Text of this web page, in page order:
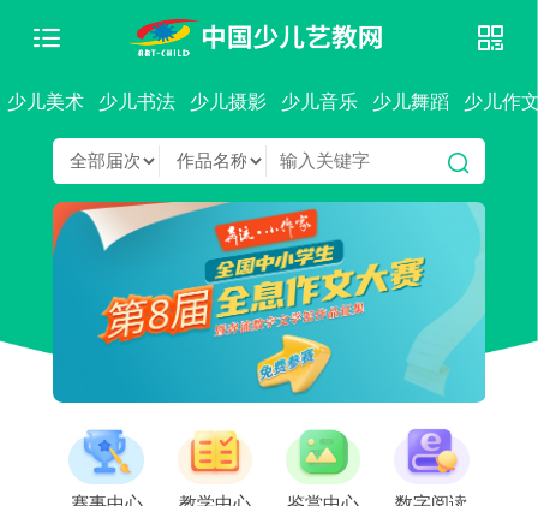
少儿美术 少儿书法 少儿摄影 少儿音乐 少儿舞蹈 少儿作